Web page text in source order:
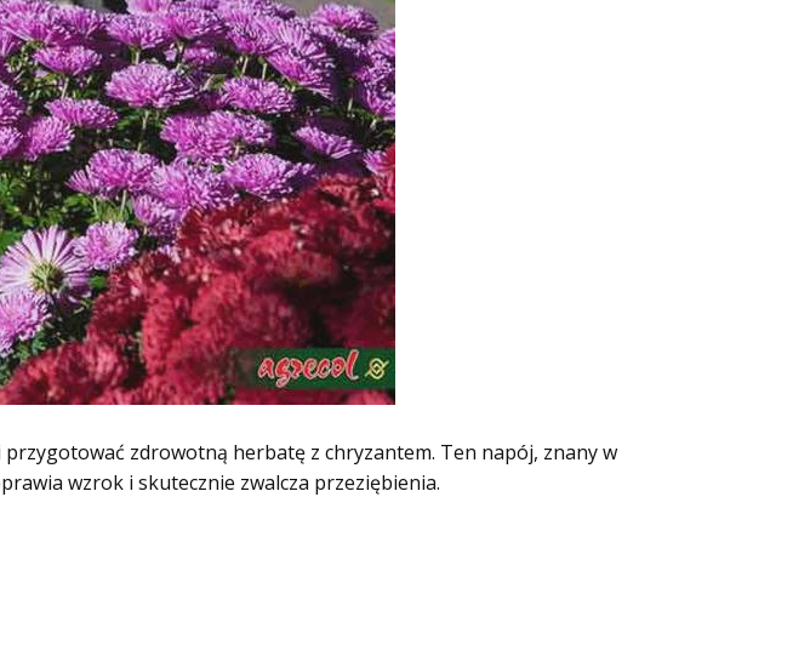
zdrowotną herbatę z chryzantem. Ten napój, znany w
wzrok i skutecznie zwalcza przeziębienia.